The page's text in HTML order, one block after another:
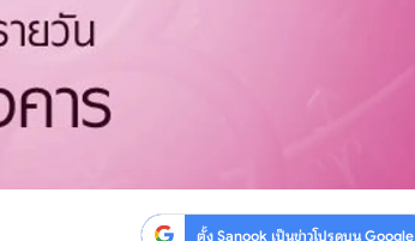
ตั้ง Sanook เป็นข่าวโปรดบน Google